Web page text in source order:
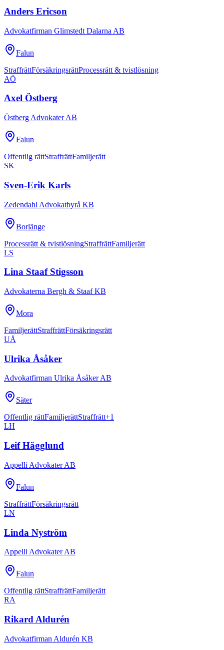
Anders Ericson
Advokatfirman Glimstedt Dalarna AB
Falun
StraffrättFörsäkringsrättProcessrätt & tvistlösning
AÖ
Axel Östberg
Östberg Advokater AB
Falun
Offentlig rättStraffrättFamiljerätt
SK
Sven-Erik Karls
Zedendahl Advokatbyrå KB
Borlänge
Processrätt & tvistlösningStraffrättFamiljerätt
LS
Lina Staaf Stigsson
Advokaterna Bergh & Staaf KB
Mora
FamiljerättStraffrättFörsäkringsrätt
UÅ
Ulrika Åsåker
Advokatfirman Ulrika Åsåker AB
Säter
Offentlig rättFamiljerättStraffrätt+1
LH
Leif Hägglund
Appelli Advokater AB
Falun
StraffrättFörsäkringsrätt
LN
Linda Nyström
Appelli Advokater AB
Falun
Offentlig rättStraffrättFamiljerätt
RA
Rikard Aldurén
Advokatfirman Aldurén KB